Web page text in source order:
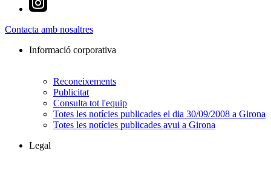
Contacta amb nosaltres
Informació corporativa
Reconeixements
Publicitat
Consulta tot l'equip
Totes les notícies publicades el dia 30/09/2008 a Girona
Totes les notícies publicades avui a Girona
Legal